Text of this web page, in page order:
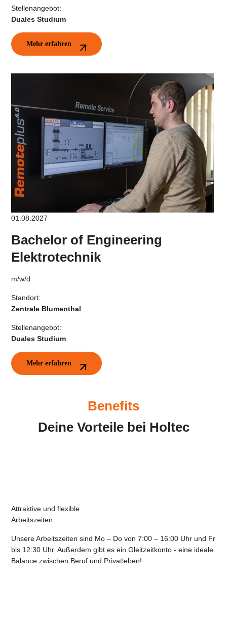
Stellenangebot:
Duales Studium
Mehr erfahren
01.08.2027
Bachelor of Engineering
Elektrotechnik
m/w/d
Standort:
Zentrale Blumenthal
Stellenangebot:
Duales Studium
Mehr erfahren
Benefits
Deine Vorteile bei Holtec
Attraktive und flexible
Arbeitszeiten
Unsere Arbeitszeiten sind Mo – Do von 7:00 – 16:00 Uhr und Fr
bis 12:30 Uhr. Außerdem gibt es ein Gleitzeitkonto - eine ideale
Balance zwischen Beruf und Privatleben!